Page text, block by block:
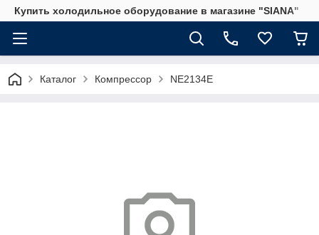
Купить холодильное оборудование в магазине "SIANA"
Каталог Компрессор NE2134E